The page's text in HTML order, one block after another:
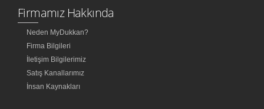
Firmamız Hakkında
Neden MyDukkan?
Firma Bilgileri
İletişim Bilgilerimiz
Satış Kanallarımız
İnsan Kaynakları